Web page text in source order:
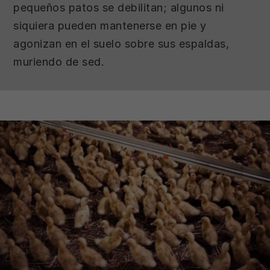
pequeños patos se debilitan; algunos ni
siquiera pueden mantenerse en pie y
agonizan en el suelo sobre sus espaldas,
muriendo de sed.